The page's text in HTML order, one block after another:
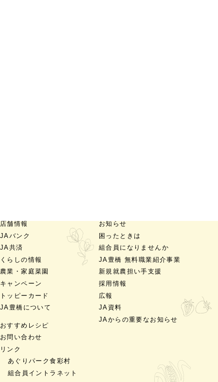
店舗情報
JAバンク
JA共済
くらしの情報
農業・家庭菜園
キャンペーン
トッピーカード
JA豊橋について
お知らせ
困ったときは
組合員になりませんか
JA豊橋 無料職業紹介事業
新規就農担い手支援
採用情報
広報
JA資料
JAからの重要なお知らせ
おすすめレシピ
お問い合わせ
リンク
あぐりパーク食彩村
組合員イントラネット